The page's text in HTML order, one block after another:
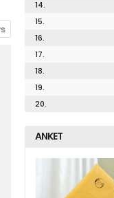
14.
15.
16.
17.
18.
19.
20.
ANKET